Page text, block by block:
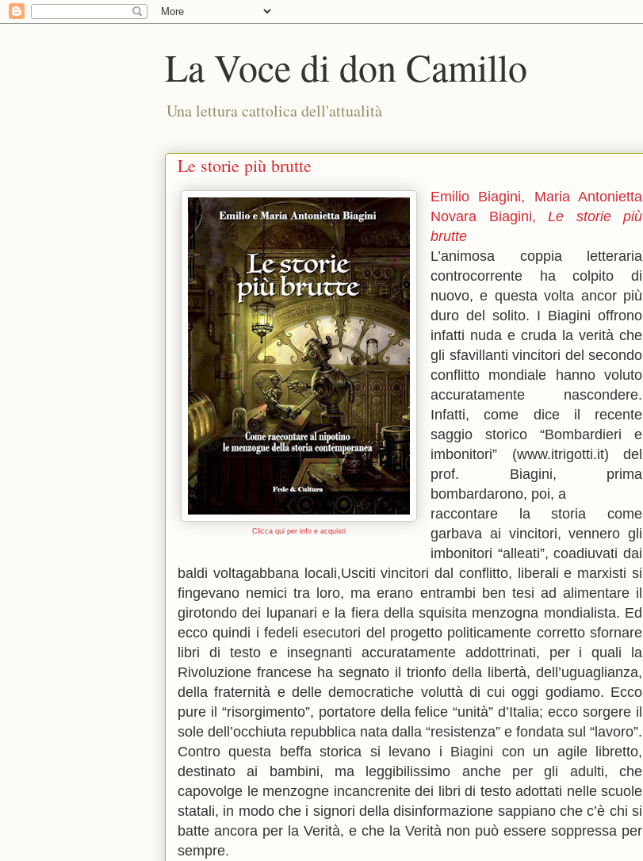
La Voce di don Camillo
Una lettura cattolica dell'attualità
Le storie più brutte
Clicca qui per info e acquisti
Emilio Biagini, Maria Antonietta
Novara Biagini, Le storie più
brutte
L’animosa coppia letteraria
controcorrente ha colpito di
nuovo, e questa volta ancor più
duro del solito. I Biagini offrono
infatti nuda e cruda la verità che
gli sfavillanti vincitori del secondo
conflitto mondiale hanno voluto
accuratamente nascondere.
Infatti, come dice il recente
saggio storico “Bombardieri e
imbonitori” (www.itrigotti.it) del
prof. Biagini, prima
bombardarono, poi, a
raccontare la storia come
garbava ai vincitori, vennero gli
imbonitori “alleati”, coadiuvati dai
baldi voltagabbana locali,Usciti vincitori dal conflitto, liberali e marxisti si
fingevano nemici tra loro, ma erano entrambi ben tesi ad alimentare il
girotondo dei lupanari e la fiera della squisita menzogna mondialista. Ed
ecco quindi i fedeli esecutori del progetto politicamente corretto sfornare
libri di testo e insegnanti accuratamente addottrinati, per i quali la
Rivoluzione francese ha segnato il trionfo della libertà, dell’uguaglianza,
della fraternità e delle democratiche voluttà di cui oggi godiamo. Ecco
pure il “risorgimento”, portatore della felice “unità” d’Italia; ecco sorgere il
sole dell’occhiuta repubblica nata dalla “resistenza” e fondata sul “lavoro”.
Contro questa beffa storica si levano i Biagini con un agile libretto,
destinato ai bambini, ma leggibilissimo anche per gli adulti, che
capovolge le menzogne incancrenite dei libri di testo adottati nelle scuole
statali, in modo che i signori della disinformazione sappiano che c’è chi si
batte ancora per la Verità, e che la Verità non può essere soppressa per
sempre.